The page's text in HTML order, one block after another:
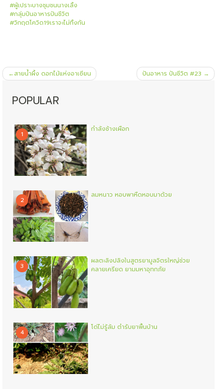
#ผู้เปราะบางชุมชนนางเลิ้ง
#กลุ่มปันอาหารปันชีวิต
#วิกฤตโควิด19เราจะไม่ทิ้งกัน
แนะแนว
เรื่อง
สายน้ำผึ้ง ดอกไม้แห่งอาเซียน ปันอาหาร ปันชีวิต #23
POPULAR
1
กำลังช้างเผือก
2
ลมหนาว หอบพาหืดหอบมาด้วย
3
ผลตะลิงปลิงในสูตรยามูลจิตรใหญ่ช่วย
คลายเครียด ยามมหาอุทกภัย
4
โด่ไม่รู้ล้ม ตำรับยาพื้นบ้าน